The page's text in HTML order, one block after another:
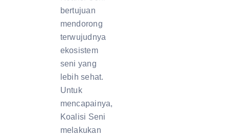
bertujuan
mendorong
terwujudnya
ekosistem
seni yang
lebih sehat.
Untuk
mencapainya,
Koalisi Seni
melakukan